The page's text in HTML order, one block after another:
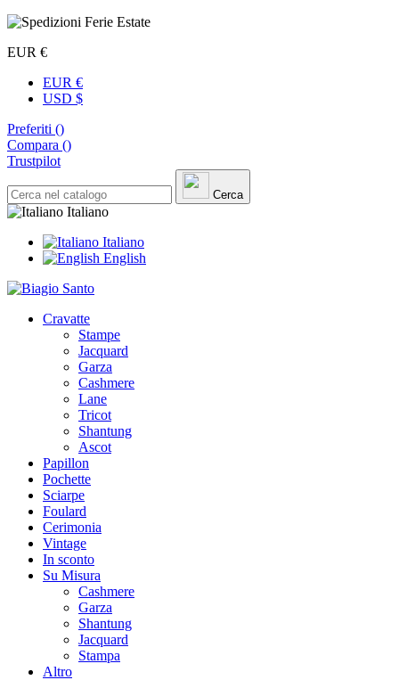
EUR €
EUR €
USD $
Preferiti ()
Compara ()
Trustpilot
Cerca
Italiano
Italiano
English
Cravatte
Stampe
Jacquard
Garza
Cashmere
Lane
Tricot
Shantung
Ascot
Papillon
Pochette
Sciarpe
Foulard
Cerimonia
Vintage
In sconto
Su Misura
Cashmere
Garza
Shantung
Jacquard
Stampa
Altro